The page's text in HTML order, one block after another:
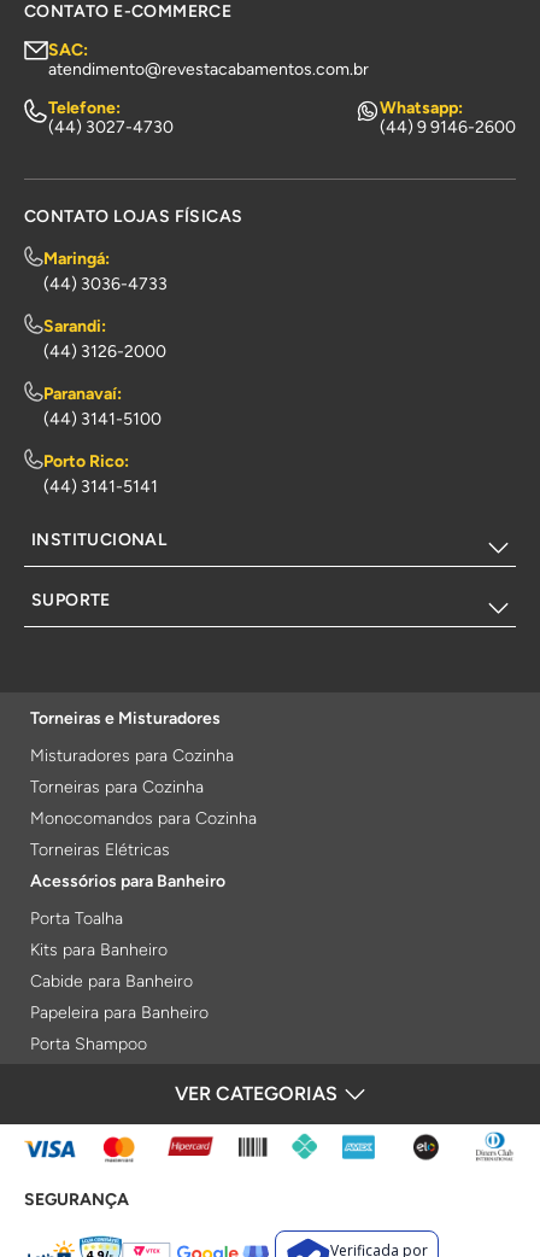
CONTATO E-COMMERCE
SAC:
atendimento@revestacabamentos.com.br
Telefone:
(44) 3027-4730
Whatsapp:
(44) 9 9146-2600
CONTATO LOJAS FÍSICAS
Maringá:
(44) 3036-4733
Sarandi:
(44) 3126-2000
Paranavaí:
(44) 3141-5100
Porto Rico:
(44) 3141-5141
INSTITUCIONAL
SUPORTE
Torneiras e Misturadores
Misturadores para Cozinha
Torneiras para Cozinha
Monocomandos para Cozinha
Torneiras Elétricas
Acessórios para Banheiro
Porta Toalha
Kits para Banheiro
Cabide para Banheiro
Papeleira para Banheiro
Porta Shampoo
Porta Toalha Aquecido
Gabinetes para Banheiro
Lixeiras
Acabamentos e Registros
VER CATEGORIAS
FORMAS DE PAGAMENTO
SEGURANÇA
Verificada por